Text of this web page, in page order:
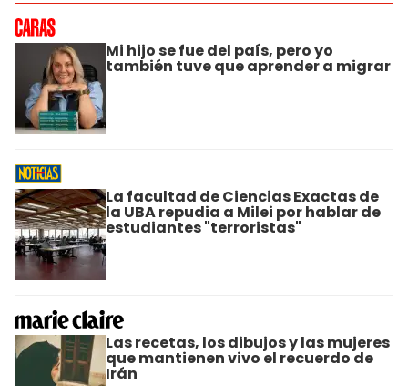
Mi hijo se fue del país, pero yo
también tuve que aprender a migrar
La facultad de Ciencias Exactas de
la UBA repudia a Milei por hablar de
estudiantes "terroristas"
Las recetas, los dibujos y las mujeres
que mantienen vivo el recuerdo de
Irán